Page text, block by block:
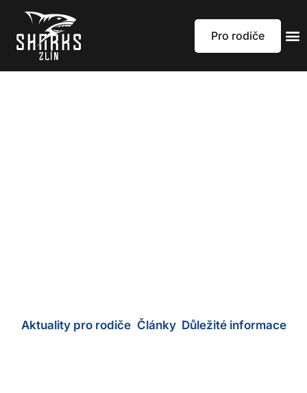
Pro rodiče
Aktuality pro rodiče, Články, Důležité informace